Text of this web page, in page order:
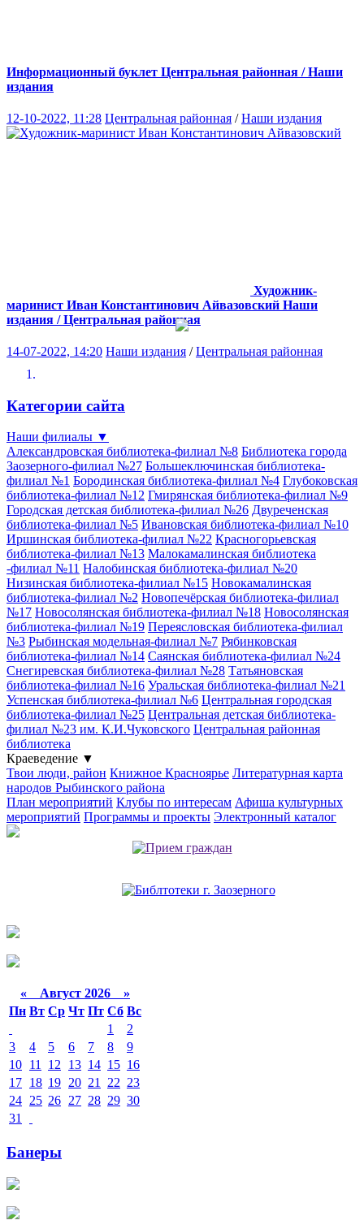
Информационный буклет Центральная районная / Наши
издания
12-10-2022, 11:28 Центральная районная /Наши издания
Художник-
маринист Иван Константинович Айвазовский Наши
издания / Центральная районная
14-07-2022, 14:20 Наши издания /Центральная районная
Категории сайта
Наши филиалы ▼
Александровская библиотека-филиал №8 Библиотека города
Заозерного-филиал №27 Большеключинская библиотека-
филиал №1 Бородинская библиотека-филиал №4 Глубоковская
библиотека-филиал №12 Гмирянская библиотека-филиал №9
Городская детская библиотека-филиал №26 Двуреченская
библиотека-филиал №5 Ивановская библиотека-филиал №10
Иршинская библиотека-филиал №22 Красногорьевская
библиотека-филиал №13 Малокамалинская библиотека
-филиал №11 Налобинская библиотека-филиал №20
Низинская библиотека-филиал №15 Новокамалинская
библиотека-филиал №2 Новопечёрская библиотека-филиал
№17 Новосолянская библиотека-филиал №18 Новосолянская
библиотека-филиал №19 Переясловская библиотека-филиал
№3 Рыбинская модельная-филиал №7 Рябинковская
библиотека-филиал №14 Саянская библиотека-филиал №24
Снегиревская библиотека-филиал №28 Татьяновская
библиотека-филиал №16 Уральская библиотека-филиал №21
Успенская библиотека-филиал №6 Центральная городская
библиотека-филиал №25 Центральная детская библиотека-
филиал №23 им. К.И.Чуковского Центральная районная
библиотека
Краеведение ▼
Твои люди, район Книжное Красноярье Литературная карта
народов Рыбинского района
План мероприятий Клубы по интересам Афиша культурных
мероприятий Программы и проекты Электронный каталог
« Август 2026 »
Пн Вт Ср Чт Пт Сб Вс
1
2
3
4 5 6 7 8
9
10 11 12 13 14 15 16
17 18 19 20 21 22 23
24 25 26 27 28 29 30
31
Банеры